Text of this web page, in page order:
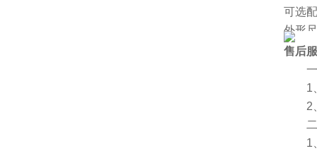
可选
外形
净重
厂家
售后
一
1、
2、
二
1、